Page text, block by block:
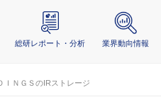
総研レポート・分析 業界動向情報
ＮＧＳのIRストレージ